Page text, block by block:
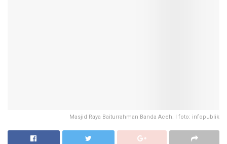
Masjid Raya Baiturrahman Banda Aceh. I foto: infopublik